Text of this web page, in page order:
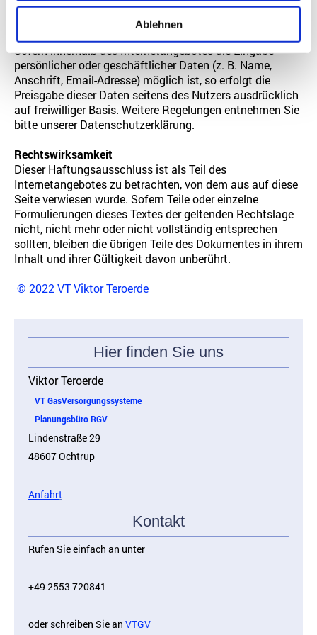
Ablehnen
Schritte gegen die Versender von unverlangt
zugesendeten Werbeinformationen (Drucksachen ebenso
Sofern innerhalb des Internetangebotes die Eingabe
persönlicher oder geschäftlicher Daten (z. B. Name,
Anschrift, Email-Adresse) möglich ist, so erfolgt die
Preisgabe dieser Daten seitens des Nutzers ausdrücklich
auf freiwilliger Basis. Weitere Regelungen entnehmen Sie
bitte unserer Datenschutzerklärung.
Rechtswirksamkeit
Dieser Haftungsausschluss ist als Teil des
Internetangebotes zu betrachten, von dem aus auf diese
Seite verwiesen wurde. Sofern Teile oder einzelne
Formulierungen dieses Textes der geltenden Rechtslage
nicht, nicht mehr oder nicht vollständig entsprechen
sollten, bleiben die übrigen Teile des Dokumentes in ihrem
Inhalt und ihrer Gültigkeit davon unberührt.
© 2022 VT Viktor Teroerde
Hier finden Sie uns
Viktor Teroerde
VT GasVersorgungssysteme
Planungsbüro RGV
Lindenstraße 29
48607 Ochtrup
Anfahrt
Kontakt
Rufen Sie einfach an unter
+49 2553 720841
oder schreiben Sie an VTGV